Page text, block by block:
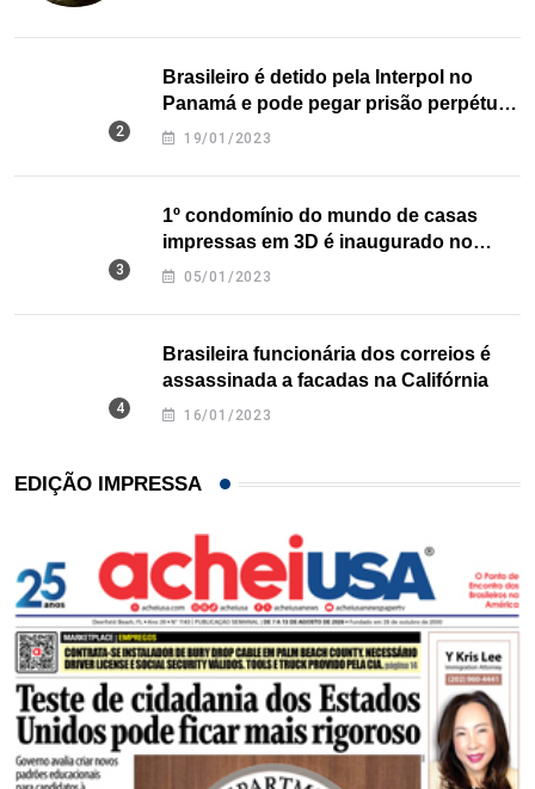
Brasileiro é detido pela Interpol no
Panamá e pode pegar prisão perpétua
nos EUA
19/01/2023
1º condomínio do mundo de casas
impressas em 3D é inaugurado no
Texas
05/01/2023
Brasileira funcionária dos correios é
assassinada a facadas na Califórnia
16/01/2023
EDIÇÃO IMPRESSA